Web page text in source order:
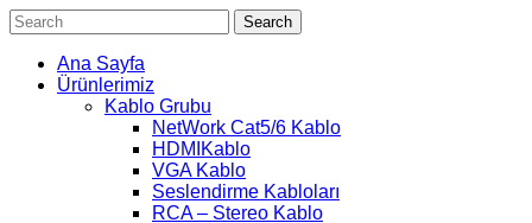
Search
Ana Sayfa
Ürünlerimiz
Kablo Grubu
NetWork Cat5/6 Kablo
HDMIKablo
VGA Kablo
Seslendirme Kabloları
RCA – Stereo Kablo